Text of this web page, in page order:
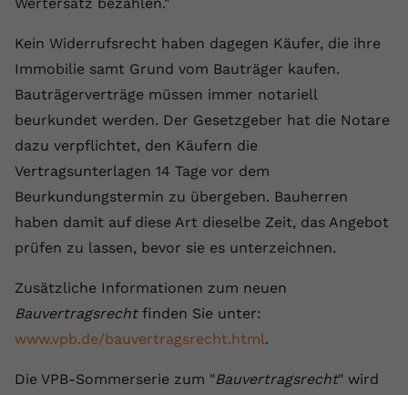
Kein Widerrufsrecht haben dagegen Käufer, die ihre
Immobilie samt Grund vom Bauträger kaufen.
Bauträgerverträge müssen immer notariell
beurkundet werden. Der Gesetzgeber hat die Notare
dazu verpflichtet, den Käufern die
Vertragsunterlagen 14 Tage vor dem
Beurkundungstermin zu übergeben. Bauherren
haben damit auf diese Art dieselbe Zeit, das Angebot
prüfen zu lassen, bevor sie es unterzeichnen.
Zusätzliche Informationen zum neuen
Bauvertragsrechtfinden Sie unter:
www.vpb.de/bauvertragsrecht.html.
Die VPB-Sommerserie zum "Bauvertragsrecht" wird